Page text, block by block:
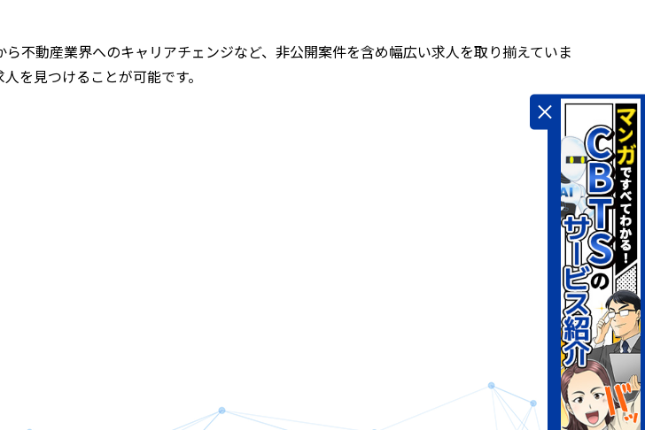
不動産業界へのキャリアチェンジなど、非公開案件を含め幅広い求人を取り揃えていま
を見つけることが可能です。